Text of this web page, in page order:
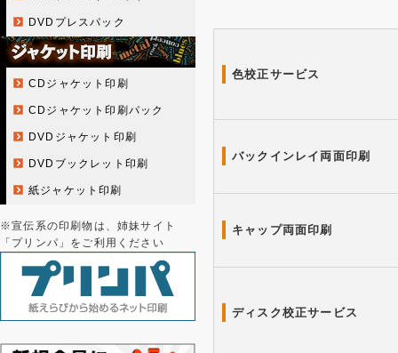
DVDプレスパック
CDジャケット印刷
CDジャケット印刷パック
DVDジャケット印刷
DVDブックレット印刷
紙ジャケット印刷
※宣伝系の印刷物は、姉妹サイト
「プリンパ」をご利用ください
色校正サービス
バックインレイ両面印刷
キャップ両面印刷
ディスク校正サービス